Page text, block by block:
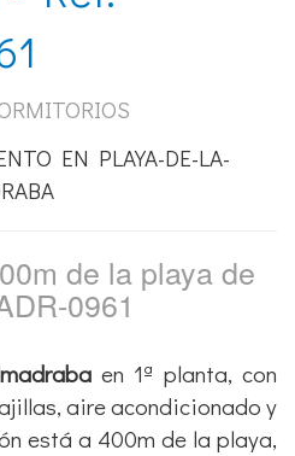
Ref.
EN PLAYA-DE-LA-
de la playa de
0961